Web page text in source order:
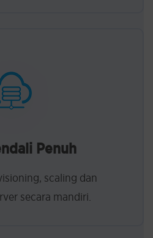
Penuh
scaling dan
secara mandiri.